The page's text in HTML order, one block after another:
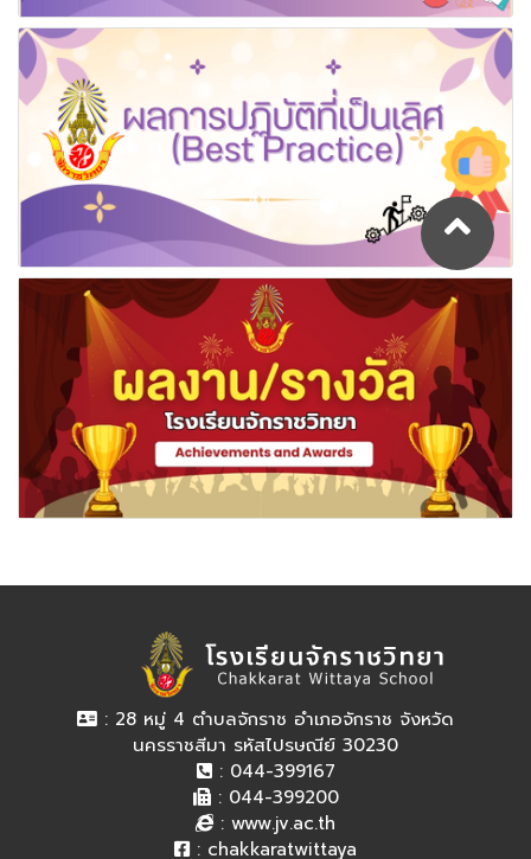
: 28 หมู่ 4 ตำบลจักราช อำเภอจักราช จังหวัด
นครราชสีมา รหัสไปรษณีย์ 30230
: 044-399167
: 044-399200
: www.jv.ac.th
: chakkaratwittaya